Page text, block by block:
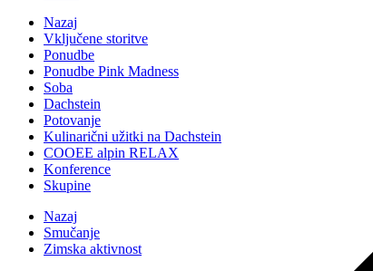
Nazaj
Vključene storitve
Ponudbe
Ponudbe Pink Madness
Soba
Dachstein
Potovanje
Kulinarični užitki na Dachstein
COOEE alpin RELAX
Konference
Skupine
Nazaj
Smučanje
Zimska aktivnost